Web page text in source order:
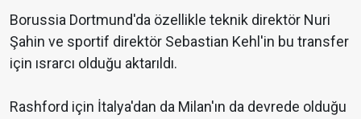
Borussia Dortmund'da özellikle teknik direktör Nuri
Şahin ve sportif direktör Sebastian Kehl'in bu transfer
için ısrarcı olduğu aktarıldı.
Rashford için İtalya'dan da Milan'ın da devrede olduğu